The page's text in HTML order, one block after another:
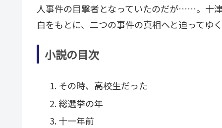
人事件の目撃者となっていたのだが……。十
白をもとに、二つの事件の真相へと迫ってゆく
小説の目次
その時、高校生だった
総選挙の年
十一年前